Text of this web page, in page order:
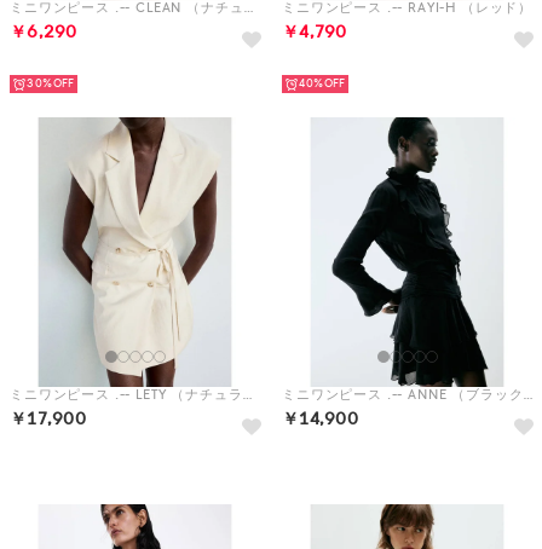
ミニワンピース .-- CLEAN （ナチュラルホワイト）
￥6,290
30%
ミニワンピース .-- RAYI-H （レッド）
￥4,790
40%
ミニワンピース .-- LETY （ナチュラルホワイト）
￥17,900
ミニワンピース .-- ANNE （ブラック）
￥14,900